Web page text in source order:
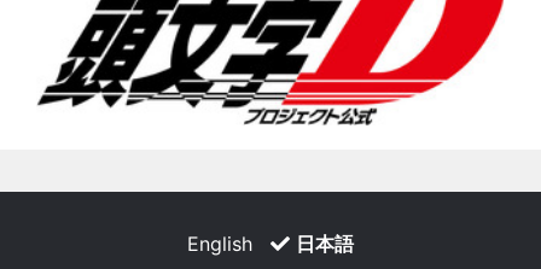
English 日本語